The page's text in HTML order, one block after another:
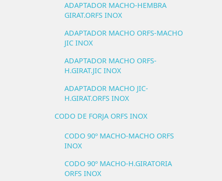
ADAPTADOR MACHO-HEMBRA
GIRAT.ORFS INOX
ADAPTADOR MACHO ORFS-MACHO
JIC INOX
ADAPTADOR MACHO ORFS-
H.GIRAT.JIC INOX
ADAPTADOR MACHO JIC-
H.GIRAT.ORFS INOX
CODO DE FORJA ORFS INOX
CODO 90º MACHO-MACHO ORFS
INOX
CODO 90º MACHO-H.GIRATORIA
ORFS INOX